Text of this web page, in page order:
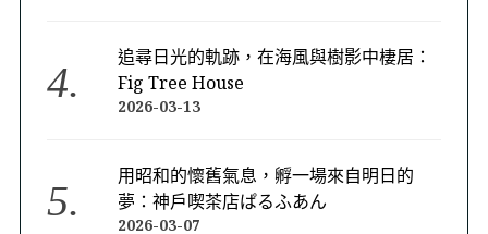
追尋日光的軌跡，在海風與樹影中棲居：
Fig Tree House
2026-03-13
用昭和的懷舊氣息，孵一場來自明日的
夢：神戶喫茶店ぱるふあん
2026-03-07